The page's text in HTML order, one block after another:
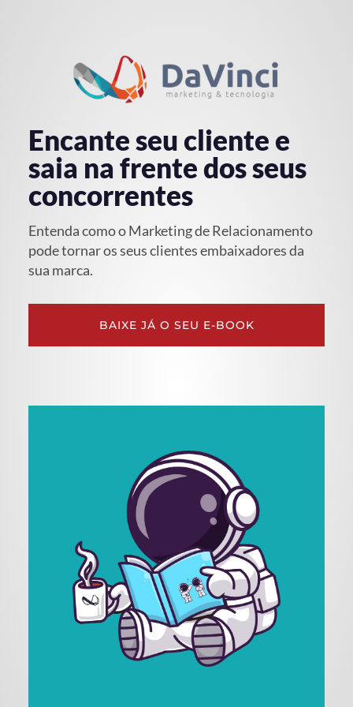
Encante seu cliente e
saia na frente dos seus
concorrentes
Entenda como o Marketing de Relacionamento
pode tornar os seus clientes embaixadores da
sua marca.
BAIXE JÁ O SEU E-BOOK